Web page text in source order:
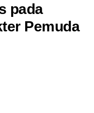
pada
Pemuda